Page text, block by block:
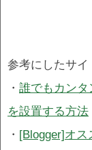
参考にしたサイ
・ 誰でもカンタ
を設置する方法
・ [Blogger]オス